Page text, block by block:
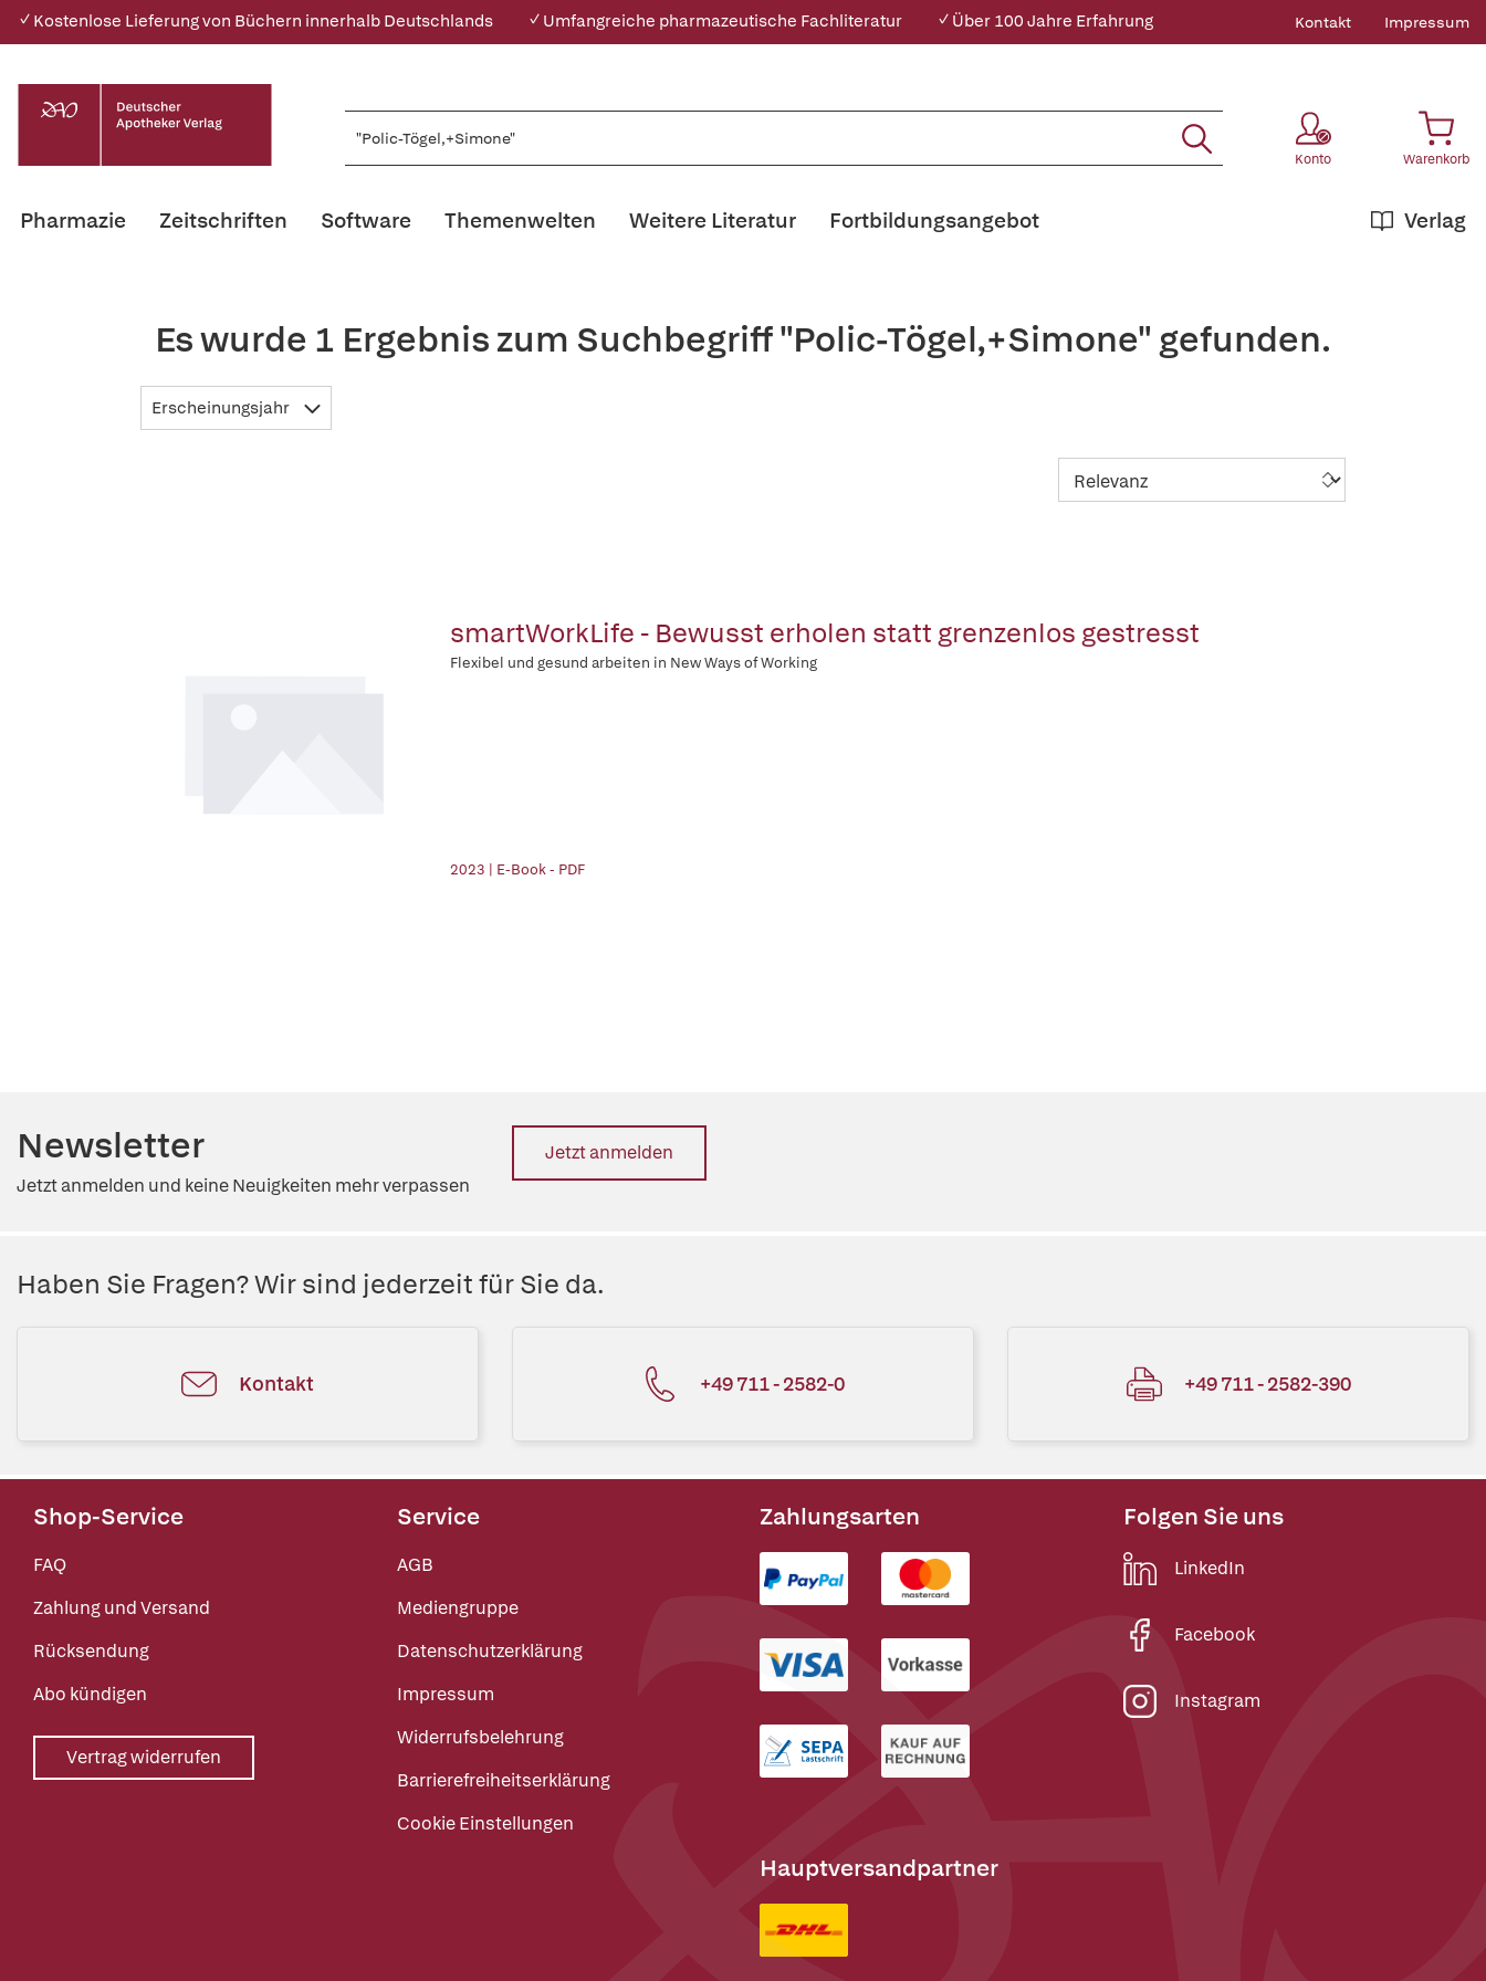
✓ Kostenlose Lieferung von Büchern innerhalb Deutschlands ✓ Umfangreiche pharmazeutische Fachliteratur ✓ Über 100 Jahre Erfahrung Kontakt Impressum
Konto Warenkorb
Pharmazie Zeitschriften Software Themenwelten Weitere Literatur Verlag
Fortbildungsangebot
Es wurde 1 Ergebnis zum Suchbegriff "Polic-Tögel,+Simone" gefunden.
Erscheinungsjahr
smartWorkLife - Bewusst erholen statt grenzenlos gestresst
Flexibel und gesund arbeiten in New Ways of Working
2023 | E-Book - PDF
Newsletter
Jetzt anmelden und keine Neuigkeiten mehr verpassen
Jetzt anmelden
Haben Sie Fragen? Wir sind jederzeit für Sie da.
Kontakt +49 711 - 2582-0 +49 711 - 2582-390
Shop-Service
FAQ
Zahlung und Versand
Rücksendung
Abo kündigen
Vertrag widerrufen
Service
AGB
Mediengruppe
Datenschutzerklärung
Impressum
Widerrufsbelehrung
Barrierefreiheitserklärung
Cookie Einstellungen
Zahlungsarten
Hauptversandpartner
Folgen Sie uns
LinkedIn
Facebook
Instagram